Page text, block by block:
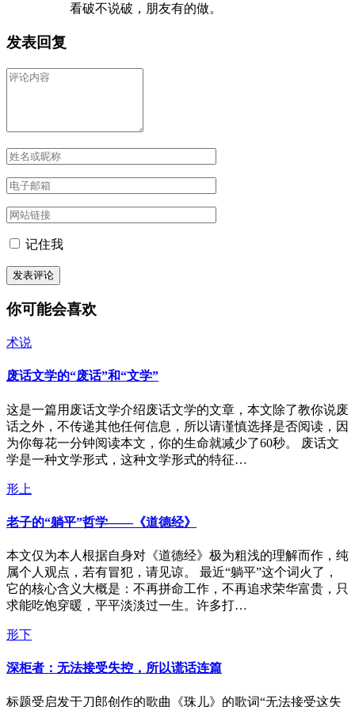
看破不说破，朋友有的做。
发表回复
记住我
你可能会喜欢
术说
废话文学的“废话”和“文学”
这是一篇用废话文学介绍废话文学的文章，本文除了教你说废
话之外，不传递其他任何信息，所以请谨慎选择是否阅读，因
为你每花一分钟阅读本文，你的生命就减少了60秒。 废话文
学是一种文学形式，这种文学形式的特征…
形上
老子的“躺平”哲学——《道德经》
本文仅为本人根据自身对《道德经》极为粗浅的理解而作，纯
属个人观点，若有冒犯，请见谅。 最近“躺平”这个词火了，
它的核心含义大概是：不再拼命工作，不再追求荣华富贵，只
求能吃饱穿暖，平平淡淡过一生。许多打…
形下
深柜者：无法接受失控，所以谎话连篇
标题受启发于刀郎创作的歌曲《珠儿》的歌词“无法接受这失